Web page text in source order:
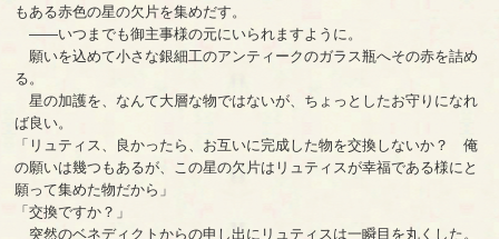
もある赤色の星の欠片を集めだす。
――いつまでも御主事様の元にいられますように。
願いを込めて小さな銀細工のアンティークのガラス瓶へその赤を詰め
る。
星の加護を、なんて大層な物ではないが、ちょっとしたお守りになれ
ば良い。
「リュティス、良かったら、お互いに完成した物を交換しないか？ 俺
の願いは幾つもあるが、この星の欠片はリュティスが幸福である様にと
願って集めた物だから」
「交換ですか？」
突然のベネディクトからの申し出にリュティスは一瞬目を丸くした。